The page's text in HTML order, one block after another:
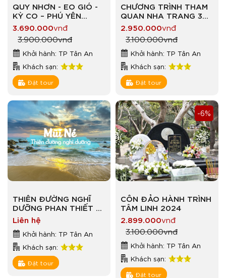
QUY NHƠN - EO GIÓ -
KỲ CO – PHÚ YÊN
GÀNH ĐÁ ĐĨA - NHÀ
THỜ MẰNG LĂNG 3
NGAY 3 ĐÊM
3.690.000vnđ
3.900.000vnđ
Khởi hành: TP Tân An
Khách sạn:
Đặt tour
CHƯƠNG TRÌNH THAM
QUAN NHA TRANG 3
NGÀY 3 ĐÊM
2.950.000vnđ
3.100.000vnđ
Khởi hành: TP Tân An
Khách sạn:
Đặt tour
THIÊN ĐƯỜNG NGHĨ
DƯỠNG PHAN THIẾT –
MŨI NÉ
Liên hệ
Khởi hành: TP Tân An
Khách sạn:
Đặt tour
CÔN ĐẢO HÀNH TRÌNH
TÂM LINH 2024
2.899.000vnđ
3.100.000vnđ
-6%
Khởi hành: TP Tân An
Khách sạn:
Đặt tour